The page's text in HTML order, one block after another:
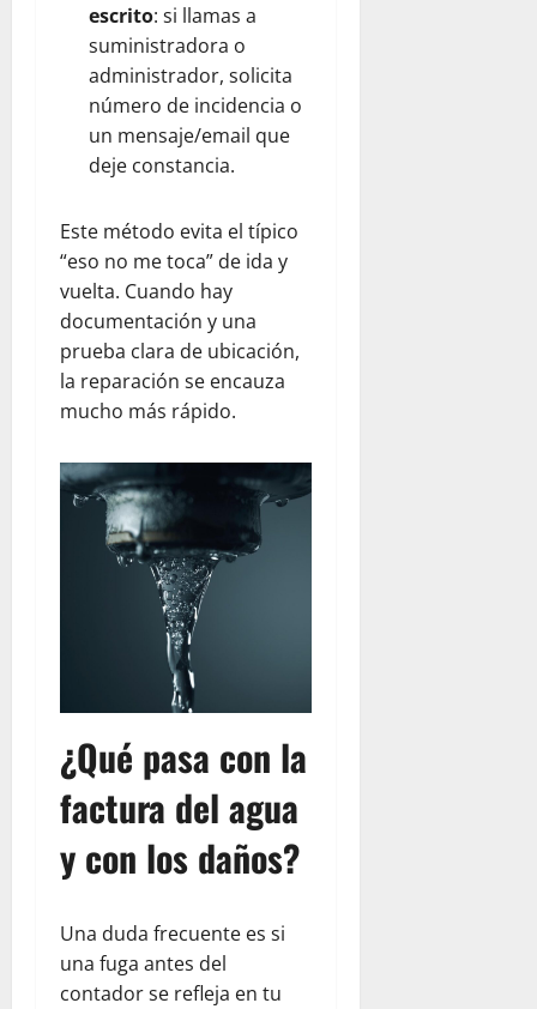
escrito: si llamas a
suministradora o
administrador, solicita
número de incidencia o
un mensaje/email que
deje constancia.
Este método evita el típico
“eso no me toca” de ida y
vuelta. Cuando hay
documentación y una
prueba clara de ubicación,
la reparación se encauza
mucho más rápido.
¿Qué pasa con la
factura del agua
y con los daños?
Una duda frecuente es si
una fuga antes del
contador se refleja en tu